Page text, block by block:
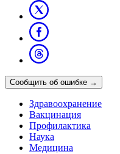
Сообщить об ошибке →
Здравоохранение
Вакцинация
Профилактика
Наука
Медицина